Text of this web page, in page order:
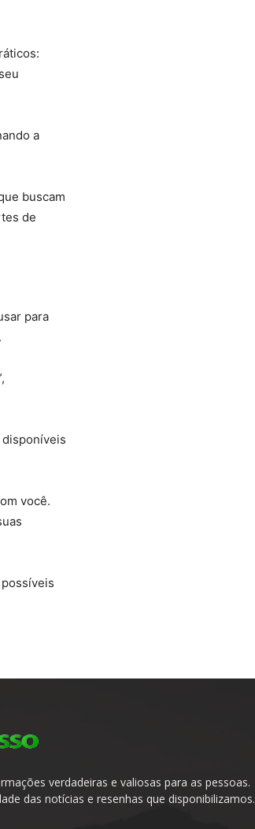
a
buscam
de
para
você.
verdadeiras e valiosas para as pessoas.
das notícias e resenhas que disponibilizamos.